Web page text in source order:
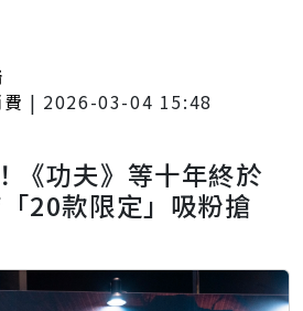
| 2026-03-04 15:48
《功夫》等十年終於
20款限定」吸粉搶